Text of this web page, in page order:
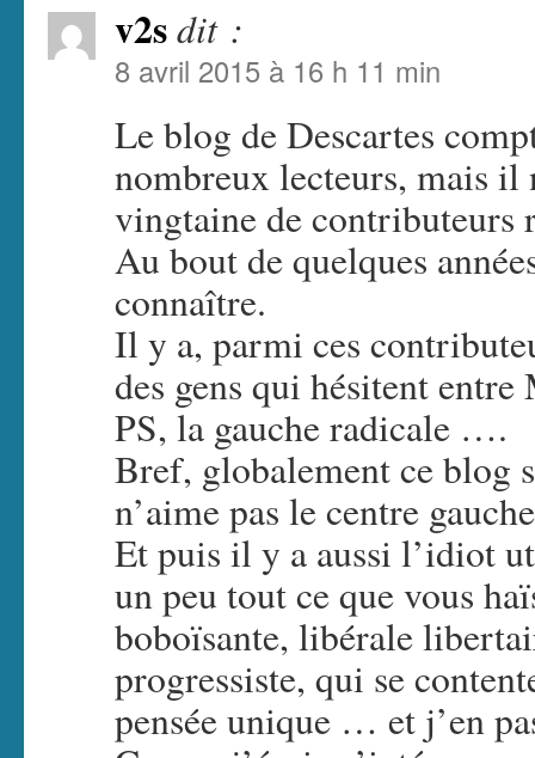
v2sdit :
8 avril 2015 à 16 h 11 min
Le blog de Descartes
nombreux lecteurs, mais il
vingtaine de contributeurs
Au bout de quelques
connaître.
Il y a, parmi ces
des gens qui hésitent
PS, la gauche radicale ….
Bref, globalement ce blog
n’aime pas le centre
Et puis il y a aussi l’idiot
un peu tout ce que vous
boboïsante, libérale
progressiste, qui se
pensée unique … et j’en